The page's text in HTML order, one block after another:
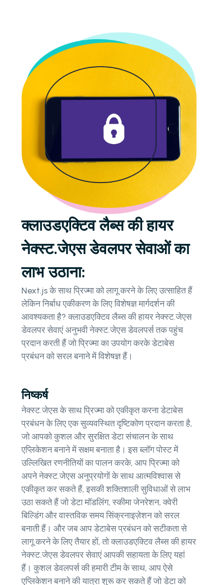
क्लाउडएक्टिव लैब्स की हायर
नेक्स्ट.जेएस डेवलपर सेवाओं का
लाभ उठाना:
Next.js के साथ प्रिज्मा को लागू करने के लिए उत्साहित हैं
लेकिन निर्बाध एकीकरण के लिए विशेषज्ञ मार्गदर्शन की
आवश्यकता है? क्लाउडएक्टिव लैब्स की हायर नेक्स्ट.जेएस
डेवलपर सेवाएं अनुभवी नेक्स्ट.जेएस डेवलपर्स तक पहुंच
प्रदान करती हैं जो प्रिज्मा का उपयोग करके डेटाबेस
प्रबंधन को सरल बनाने में विशेषज्ञ हैं।
निष्कर्ष
नेक्स्ट.जेएस के साथ प्रिज्मा को एकीकृत करना डेटाबेस
प्रबंधन के लिए एक सुव्यवस्थित दृष्टिकोण प्रदान करता है,
जो आपको कुशल और सुरक्षित डेटा संचालन के साथ
एप्लिकेशन बनाने में सक्षम बनाता है। इस ब्लॉग पोस्ट में
उल्लिखित रणनीतियों का पालन करके, आप प्रिज्मा को
अपने नेक्स्ट.जेएस अनुप्रयोगों के साथ आत्मविश्वास से
एकीकृत कर सकते हैं, इसकी शक्तिशाली सुविधाओं से लाभ
उठा सकते हैं जो डेटा मॉडलिंग, स्कीमा जेनरेशन, क्वेरी
बिल्डिंग और वास्तविक समय सिंक्रनाइज़ेशन को सरल
बनाती हैं। और जब आप डेटाबेस प्रबंधन को सटीकता से
लागू करने के लिए तैयार हों, तो क्लाउडएक्टिव लैब्स की हायर
नेक्स्ट.जेएस डेवलपर सेवाएं आपकी सहायता के लिए यहां
हैं। कुशल डेवलपर्स की हमारी टीम के साथ, आप ऐसे
एप्लिकेशन बनाने की यात्रा शुरू कर सकते हैं जो डेटा को